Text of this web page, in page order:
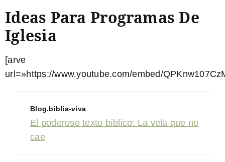
Ideas Para Programas De
Iglesia
[arve
url=»https://www.youtube.com/embed/
Blog.biblia-viva
El poderoso texto bíblico: La vela que no
cae